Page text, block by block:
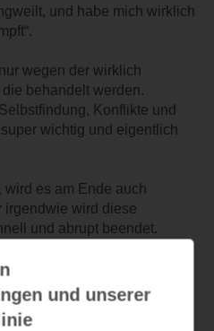
und habe mich wirklich
wegen der wirklich
behandelt werden.
Konflikte und
wichtig und eigentlich
es am Ende auch
irgendwie wird diese
und abrupt beendet.
hat, das für meinen
wird. Sehr schade,
hatte.
und unserer